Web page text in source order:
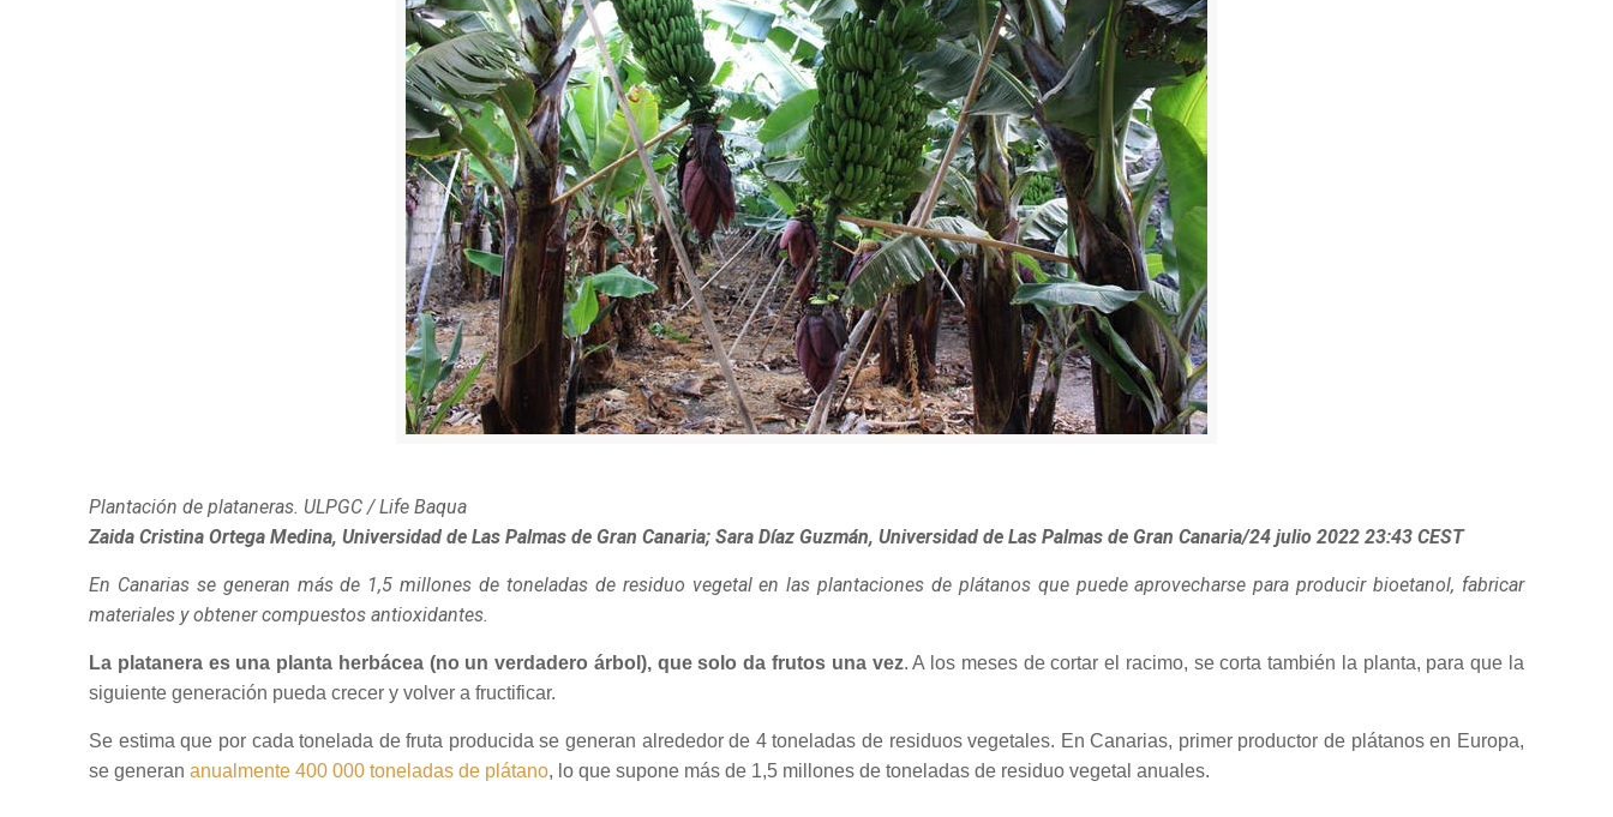
Plantación de plataneras. ULPGC / Life Baqua
Zaida Cristina Ortega Medina, Universidad de Las Palmas de Gran Canaria; Sara Díaz Guzmán, Universidad de Las Palmas de Gran Canaria/24 julio 2022 23:43 CEST
En Canarias se generan más de 1,5 millones de toneladas de residuo vegetal en las plantaciones de plátanos que puede aprovecharse para producir bioetanol, fabricar
materiales y obtener compuestos antioxidantes.
La platanera es una planta herbácea (no un verdadero árbol), que solo da frutos una vez. A los meses de cortar el racimo, se corta también la planta, para que la
siguiente generación pueda crecer y volver a fructificar.
Se estima que por cada tonelada de fruta producida se generan alrededor de 4 toneladas de residuos vegetales. En Canarias, primer productor de plátanos en Europa,
se generananualmente 400 000 toneladas de plátano, lo que supone más de 1,5 millones de toneladas de residuo vegetal anuales.